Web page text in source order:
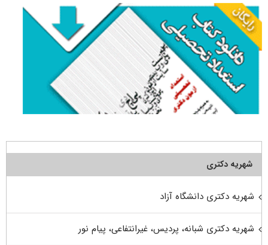
شهریه دکتری
شهریه دکتری دانشگاه آزاد
شهریه دکتری شبانه، پردیس، غیرانتفاعی، پیام نور